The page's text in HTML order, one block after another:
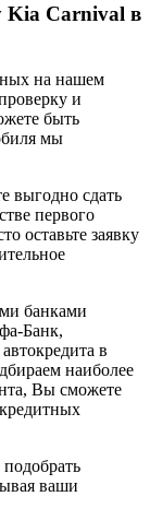
Kia Carnival в
на нашем
и
быть
мы
выгодно сдать
первого
оставьте заявку
банками
Банк,
в
наиболее
Вы сможете
ваши